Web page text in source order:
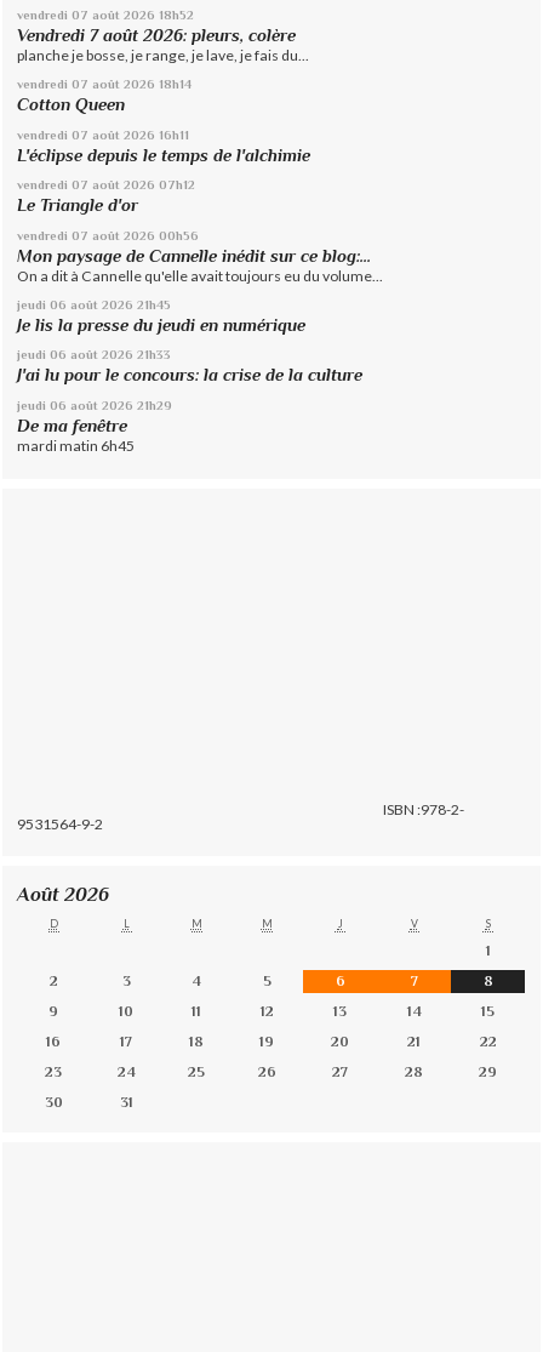
vendredi 07 août 2026 18h52
Vendredi 7 août 2026: pleurs, colère
planche je bosse, je range, je lave, je fais du...
vendredi 07 août 2026 18h14
Cotton Queen
vendredi 07 août 2026 16h11
L'éclipse depuis le temps de l'alchimie
vendredi 07 août 2026 07h12
Le Triangle d'or
vendredi 07 août 2026 00h56
Mon paysage de Cannelle inédit sur ce blog:...
On a dit à Cannelle qu'elle avait toujours eu du volume...
jeudi 06 août 2026 21h45
Je lis la presse du jeudi en numérique
jeudi 06 août 2026 21h33
J'ai lu pour le concours: la crise de la culture
jeudi 06 août 2026 21h29
De ma fenêtre
mardi matin 6h45
ISBN :978-2-
9531564-9-2
Août 2026
D L M M J V S
1
2
3 4 5 6 7
8
9
10 11 12 13 14
15
16
17 18 19 20 21
22
23
24 25 26 27 28
29
30
31